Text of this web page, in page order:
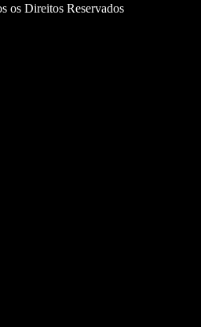
os Direitos Reservados